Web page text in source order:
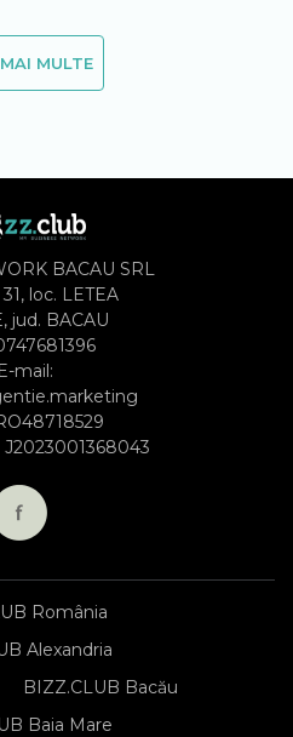
MULTE
BACAU SRL
loc. LETEA
jud. BACAU
E-mail:
J2023001368043
România
Alexandria
BIZZ.CLUB Bacău
Baia Mare